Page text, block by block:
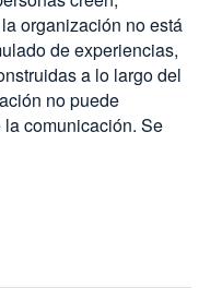
organización no está
de experiencias,
a lo largo del
no puede
comunicación. Se